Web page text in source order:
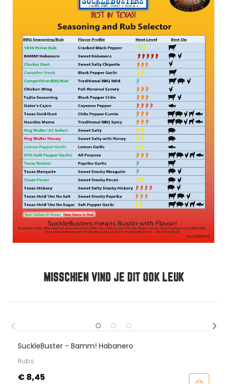
MISSCHIEN VIND JE DIT OOK LEUK
SuckleBuster - Bamm! Habanero
Rubs
Prijs
€ 8,45